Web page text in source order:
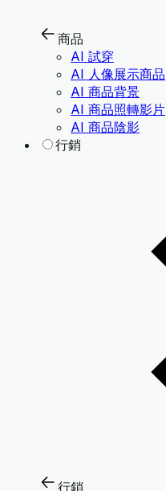
商品
AI 試穿
AI 人像展示商品
AI 商品背景
AI 商品照轉影片
AI 商品陰影
行銷
行銷